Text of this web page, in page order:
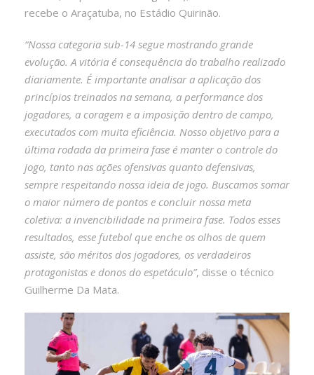
recebe o Araçatuba, no Estádio Quirinão.
“Nossa categoria sub-14 segue mostrando grande
evolução. A vitória é consequência do trabalho realizado
diariamente. É importante analisar a aplicação dos
princípios treinados na semana, a performance dos
jogadores, a coragem e a imposição dentro de campo,
executados com muita eficiência. Nosso objetivo para a
última rodada da primeira fase é manter o controle do
jogo, tanto nas ações ofensivas quanto defensivas,
sempre respeitando nossa ideia de jogo. Buscamos somar
o maior número de pontos e concluir nossa meta
coletiva: a invencibilidade na primeira fase. Todos esses
resultados, esse futebol que enche os olhos de quem
assiste, são méritos dos jogadores, os verdadeiros
protagonistas e donos do espetáculo”, disse o técnico
Guilherme Da Mata.